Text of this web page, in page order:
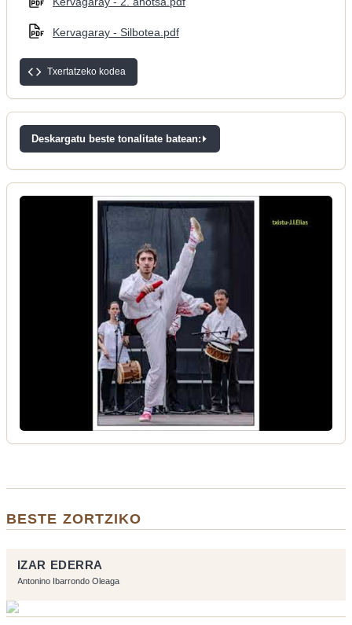
Kervagaray - Silbotea.pdf
Txertatzeko kodea
Deskargatu beste tonalitate batean:
BESTE ZORTZIKO
IZAR EDERRA
Antonino Ibarrondo Oleaga